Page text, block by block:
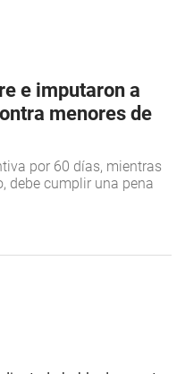
e imputaron a
menores de
por 60 días, mientras
debe cumplir una pena